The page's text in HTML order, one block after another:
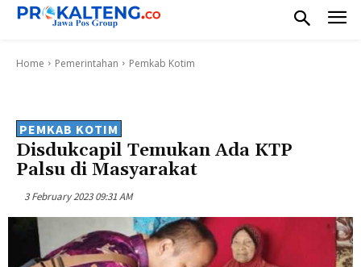
Home Pemerintahan Pemkab Kotim
PEMKAB KOTIM
Disdukcapil Temukan Ada KTP
Palsu di Masyarakat
3 February 2023 09:31 AM